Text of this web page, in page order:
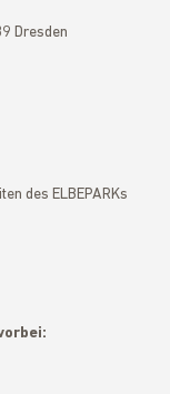
Dresden
des ELBEPARKs